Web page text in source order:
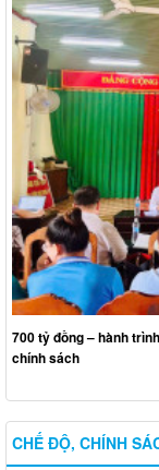
700 tỷ đồng – hành
chính sách
CHẾ ĐỘ, CHÍNH